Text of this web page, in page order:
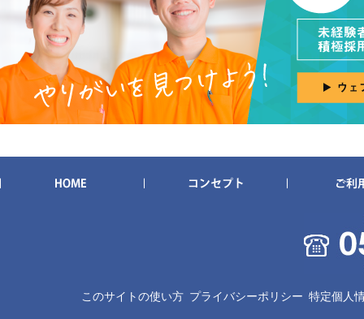
このサイトの使い方 プライバシーポリシー 特定個人